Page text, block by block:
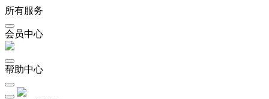
所有服务
会员中心
帮助中心